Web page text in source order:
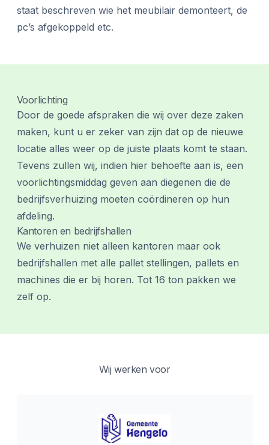
staat beschreven wie het meubilair demonteert, de
pc’s afgekoppeld etc.
Voorlichting
Door de goede afspraken die wij over deze zaken
maken, kunt u er zeker van zijn dat op de nieuwe
locatie alles weer op de juiste plaats komt te staan.
Tevens zullen wij, indien hier behoefte aan is, een
voorlichtingsmiddag geven aan diegenen die de
bedrijfsverhuizing moeten coördineren op hun
afdeling.
Kantoren en bedrijfshallen
We verhuizen niet alleen kantoren maar ook
bedrijfshallen met alle pallet stellingen, pallets en
machines die er bij horen. Tot 16 ton pakken we
zelf op.
Wij werken voor